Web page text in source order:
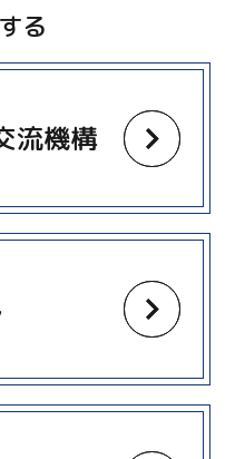
る
流機構